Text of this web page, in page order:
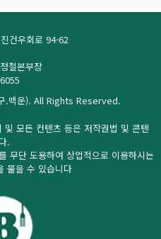
건우회로 94-62
철본부장
.백운). All Rights Reserved.
모든 컨텐츠 등은 저작권법 및 콘텐
.
무단 도용하여 상업적으로 이용하시는
물을 수 있습니다